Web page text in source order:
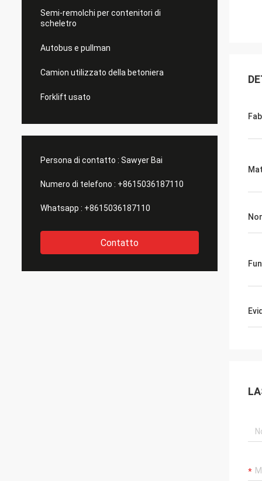
Semi-remolchi per contenitori di
scheletro
Autobus e pullman
Camion utilizzato della betoniera
Forklift usato
Persona di contatto : Sawyer Bai
Numero di telefono : +8615036187110
Whatsapp : +8615036187110
Contatto